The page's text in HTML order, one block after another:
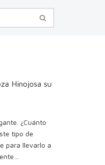
Hinojosa su
¿Cuánto
tipo de
para llevarlo a